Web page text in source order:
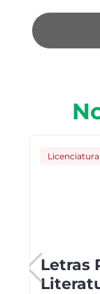
Licenciatura
Letras